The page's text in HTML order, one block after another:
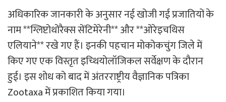
अधिकारिक जानकारी के अनुसार नई खोजी गई प्रजातियों के
नाम **ग्लिप्टोथोरैक्स सेंटिमेरेनी** और **ओरेइचथिस
एलियाने** रखे गए हैं। इनकी पहचान मोकोकचुंग जिले में
किए गए एक विस्तृत इच्थियोलॉजिकल सर्वेक्षण के दौरान
हुई। इस शोध को बाद में अंतरराष्ट्रीय वैज्ञानिक पत्रिका
Zootaxa में प्रकाशित किया गया।